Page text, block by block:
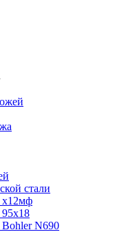
стали
х12мф
N690